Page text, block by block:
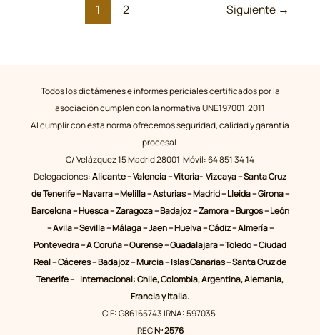
1 2 Siguiente →
Todos los dictámenes e informes periciales certificados por la
asociación cumplen con la normativa UNE197001:2011
Al cumplir con esta norma ofrecemos seguridad, calidad y garantía
procesal.
C/ Velázquez 15 Madrid 28001 Móvil: 64 851 34 14
Delegaciones:Alicante – Valencia – Vitoria- Vizcaya – Santa Cruz
de Tenerife – Navarra – Melilla – Asturias – Madrid – Lleida – Girona –
Barcelona – Huesca – Zaragoza – Badajoz – Zamora – Burgos – León
– Avila – Sevilla – Málaga – Jaen – Huelva – Cádiz – Almería –
Pontevedra – A Coruña – Ourense – Guadalajara – Toledo – Ciudad
Real – Cáceres – Badajoz – Murcia – Islas Canarias – Santa Cruz de
Tenerife – Internacional: Chile, Colombia, Argentina, Alemania,
Francia y Italia.
CIF: G86165743 IRNA: 597035.
RECNº 2576